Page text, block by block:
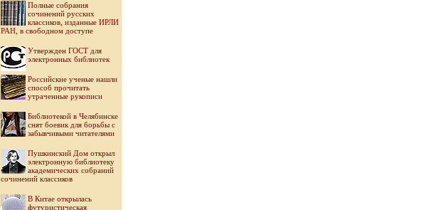
Полные собрания
сочинений русских
классиков, изданные ИРЛИ
РАН, в свободном доступе
Утвержден ГОСТ для
электронных библиотек
Российские ученые нашли
способ прочитать
утраченные рукописи
Библиотекой в Челябинске
снят боевик для борьбы с
забывчивыми читателями
Пушкинский Дом открыл
электронную библиотеку
академических собраний
сочинений классиков
В Китае открылась
футуристическая